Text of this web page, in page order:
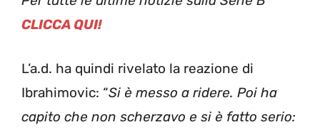
CLICCA QUI!
L’a.d. ha quindi rivelato la reazione di
Ibrahimovic: “Si è messo a ridere. Poi ha
capito che non scherzavo e si è fatto serio: